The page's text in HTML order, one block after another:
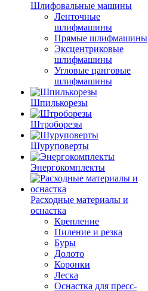
Шлифовальные машины
Ленточные
шлифмашины
Прямые шлифмашины
Эксцентриковые
шлифмашины
Угловые цанговые
шлифмашины
Шпилькорезы
Штроборезы
Шуруповерты
Энергокомплекты
Расходные материалы и
оснастка
Крепление
Пиление и резка
Буры
Долото
Коронки
Леска
Оснастка для пресс-